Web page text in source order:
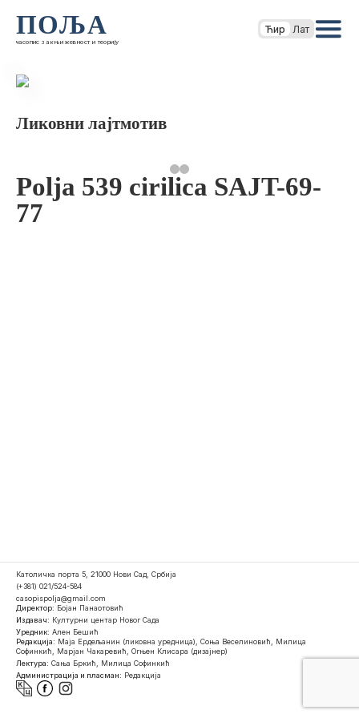
ПОЉА
часопис за књижевност и теорију
Ћир Лат
Ликовни лајтмотив
Polja 539 cirilica SAJT-69-
77
Католичка порта 5, 21000 Нови Сад, Србија
(+381) 021/524-584
casopispolja@gmail.com
Директор: Бојан Панаотовић
Издавач: Културни центар Новог Сада
Уредник: Ален Бешић
Редакција: Маја Ердељанин (ликовна уредница), Соња Веселиновић, Милица
Софинкић, Марјан Чакаревић, Огњен Клисара (дизајнер)
Лектура: Сања Бркић, Милица Софинкић
Администрација и пласман: Редакција